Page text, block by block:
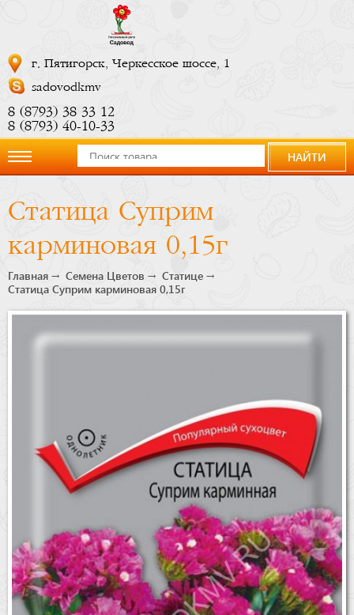
г. Пятигорск, Черкесское шоссе, 1
sadovodkmv
8 (8793) 38 33 12
8 (8793) 40-10-33
компании
Новости
Купить
сейчас
Оптовикам
НАЙТИ
Статица Суприм
карминовая 0,15г
Главная Семена Цветов
Статице
Статица Суприм карминовая 0,15г